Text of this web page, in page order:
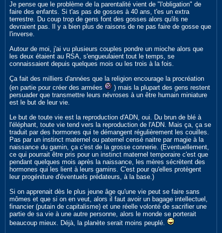
Je pense que le problème de la parentalité vient de "l'obligation" de
faire des enfants. Si t'as pas de gosses à 40 ans, t'es un extra
terrestre. Du coup trop de gens font des gosses alors qu'ils ne
devraient pas. Il y a bien plus de raisons de ne pas faire de gosse que
l'inverse.
Autour de moi, j'ai vu plusieurs couples pondre un mioche alors que
les deux étaient au RSA, s'engueulaient tout le temps, se
connaissaient depuis quelques mois ou les trois à la fois.
Ça fait des milliers d'années que la religion encourage la procréation
(en partie pour créer des armées
) mais la plupart des gens restent
persuader que transmettre leurs névroses à un être humain miniature
est le but de leur vie.
Le but de toute vie est la reproduction d'ADN, oui. Du brun de blé à
l'éléphant, toute vie tend vers la reproduction de l'ADN. Mais ça, ça se
traduit par des hormones qui te démangent régulièrement les couilles.
Pas par un instinct maternel ou paternel censé naitre par magie à la
naissance du gamin, ça c'est de la grosse connerie. (Eventuellement,
ce qui pourrait être pris pour un instinct maternel temporaire c'est que
pendant quelques mois après la naissance, les mères sécrètent des
hormones qui les lient à leurs gamins. C'est pour qu'elles protègent
leur progéniture d'éventuels prédateurs, à la base.)
Si on apprenait dès le plus jeune âge qu'une vie peut se faire sans
mômes et que si on en veut, alors il faut avoir un bagage intellectuel,
financier (putain de capitalisme) et une réelle volonté de sacrifier une
partie de sa vie à une autre personne, alors le monde se porterait
beaucoup mieux. Déjà, la planète serait moins peuplé.